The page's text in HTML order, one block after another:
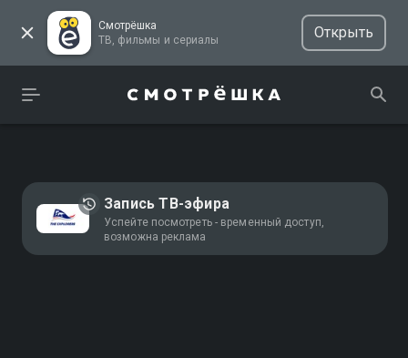
Смотрёшка
ТВ, фильмы и сериалы
Открыть
Запись ТВ-эфира
Успейте посмотреть - временный доступ,
возможна реклама